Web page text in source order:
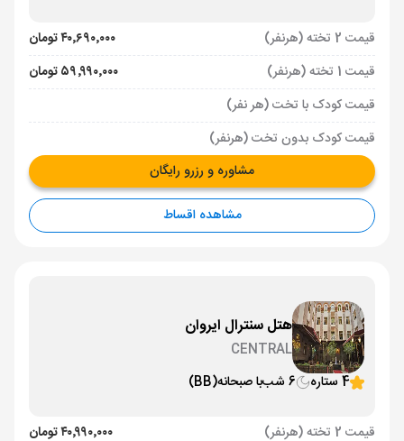
قیمت 2 تخته (هرنفر)
۴۰٬۶۹۰٬۰۰۰ تومان
قیمت 1 تخته (هرنفر)
۵۹٬۹۹۰٬۰۰۰ تومان
قیمت کودک با تخت (هر نفر)
قیمت کودک بدون تخت (هرنفر)
مشاوره و رزرو رایگان
مشاهده اقساط
هتل سنترال ایروان
CENTRAL
4 ستاره
6 شب با صبحانه(BB)
قیمت 2 تخته (هرنفر)
۴۰٬۹۹۰٬۰۰۰ تومان